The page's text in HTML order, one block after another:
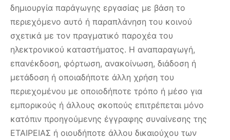
δημιουργία παράγωγης εργασίας με βάση το
περιεχόμενο αυτό ή παραπλάνηση του κοινού
σχετικά με τον πραγματικό παροχέα του
ηλεκτρονικού καταστήματος. Η αναπαραγωγή,
επανέκδοση, φόρτωση, ανακοίνωση, διάδοση ή
μετάδοση ή οποιαδήποτε άλλη χρήση του
περιεχομένου με οποιοδήποτε τρόπο ή μέσο για
εμπορικούς ή άλλους σκοπούς επιτρέπεται μόνο
κατόπιν προηγούμενης έγγραφης συναίνεσης της
ΕΤΑΙΡΕΙΑΣ ή οιουδήποτε άλλου δικαιούχου των